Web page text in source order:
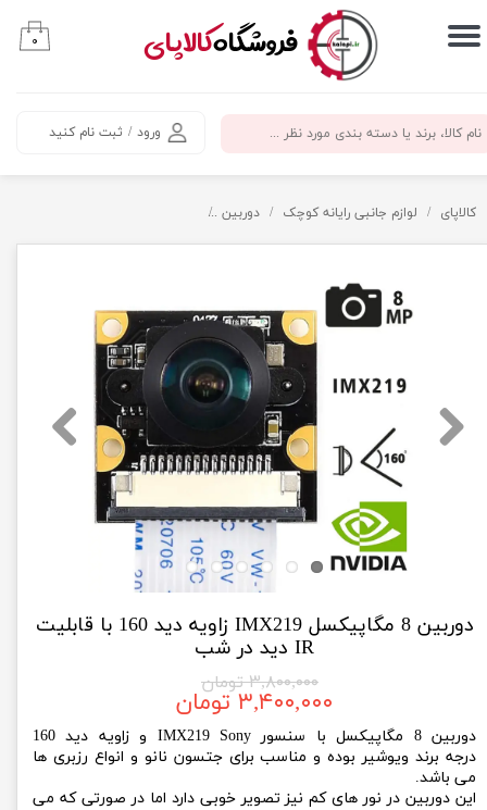
​فروشگاهکالاپای
ورود / ثبت نام کنید
حساب کاربری من
سفارشات
۰
کالاپای لوازم جانبی رایانه کوچک دوربین
دوربین 8 مگاپیکسل IMX219 زاویه دید 160 با قابلیت
IR دید در شب
۳,۸۰۰,۰۰۰ تومان
۳,۴۰۰,۰۰۰ تومان
دوربین 8 مگاپیکسل با سنسور IMX219 Sony و زاویه دید 160
درجه برند ویوشیر بوده و مناسب برای جتسون نانو و انواع رزبری ها
می باشد.
این دوربین در نور های کم نیز تصویر خوبی دارد اما در صورتی که می